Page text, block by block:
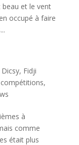
beau et le vent
occupé à faire
Dicsy, Fidji
,
à
comme
était plus